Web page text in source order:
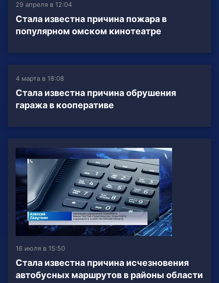
29 апреля в 12:04
Стала известна причина пожара в
популярном омском кинотеатре
4 марта в 18:08
Стала известна причина обрушения
гаража в кооперативе
16 июля в 15:50
Стала известна причина исчезновения
автобусных маршрутов в районы области